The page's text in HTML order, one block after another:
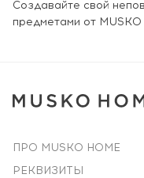
Создавайте свой
предметами от MUSKO
ПРО MUSKO HOME
РЕКВИЗИТЫ